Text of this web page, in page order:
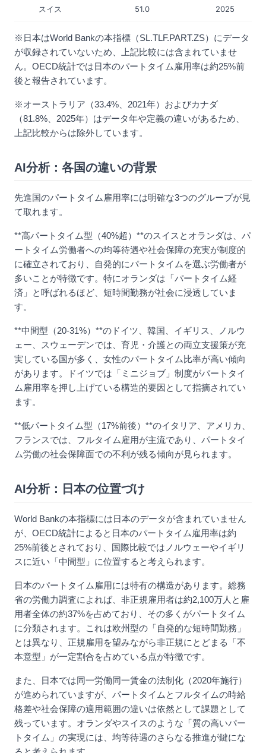
スイス 51.0 2025
※日本はWorld Bankの本指標（SL.TLF.PART.ZS）にデータ
が収録されていないため、上記比較には含まれていませ
ん。OECD統計では日本のパートタイム雇用率は約25%前
後と報告されています。
※オーストラリア（33.4%、2021年）およびカナダ
（81.8%、2025年）はデータ年や定義の違いがあるため、
上記比較からは除外しています。
AI分析：各国の違いの背景
先進国のパートタイム雇用率には明確な3つのグループが見
て取れます。
**高パートタイム型（40%超）**のスイスとオランダは、パ
ートタイム労働者への均等待遇や社会保障の充実が制度的
に確立されており、自発的にパートタイムを選ぶ労働者が
多いことが特徴です。特にオランダは「パートタイム経
済」と呼ばれるほど、短時間勤務が社会に浸透していま
す。
**中間型（20-31%）**のドイツ、韓国、イギリス、ノルウ
ェー、スウェーデンでは、育児・介護との両立支援策が充
実している国が多く、女性のパートタイム比率が高い傾向
があります。ドイツでは「ミニジョブ」制度がパートタイ
ム雇用率を押し上げている構造的要因として指摘されてい
ます。
**低パートタイム型（17%前後）**のイタリア、アメリカ、
フランスでは、フルタイム雇用が主流であり、パートタイ
ム労働の社会保障面での不利が残る傾向が見られます。
AI分析：日本の位置づけ
World Bankの本指標には日本のデータが含まれていません
が、OECD統計によると日本のパートタイム雇用率は約
25%前後とされており、国際比較ではノルウェーやイギリ
スに近い「中間型」に位置すると考えられます。
日本のパートタイム雇用には特有の構造があります。総務
省の労働力調査によれば、非正規雇用者は約2,100万人と雇
用者全体の約37%を占めており、その多くがパートタイム
に分類されます。これは欧州型の「自発的な短時間勤務」
とは異なり、正規雇用を望みながら非正規にとどまる「不
本意型」が一定割合を占めている点が特徴です。
また、日本では同一労働同一賃金の法制化（2020年施行）
が進められていますが、パートタイムとフルタイムの時給
格差や社会保障の適用範囲の違いは依然として課題として
残っています。オランダやスイスのような「質の高いパー
トタイム」の実現には、均等待遇のさらなる推進が鍵にな